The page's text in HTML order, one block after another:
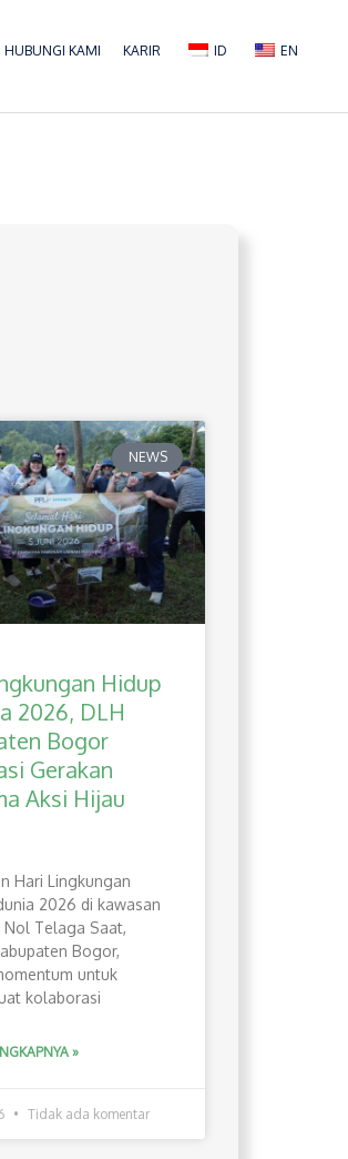
HUBUNGI KAMI KARIR ID EN
NEWS
Hidup
2026, DLH
Bogor
Gerakan
Aksi Hijau
Hari Lingkungan
2026 di kawasan
Telaga Saat,
Bogor,
untuk
kolaborasi
»
Tidak ada komentar